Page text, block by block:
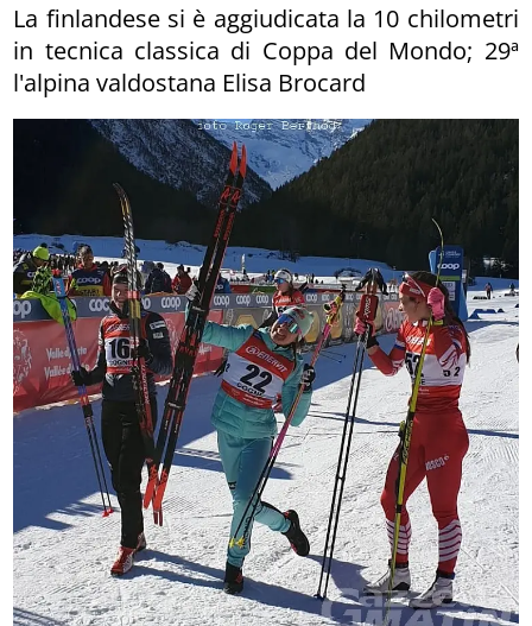
La finlandese si è aggiudicata la 10 chilometri
in tecnica classica di Coppa del Mondo; 29ª
l'alpina valdostana Elisa Brocard